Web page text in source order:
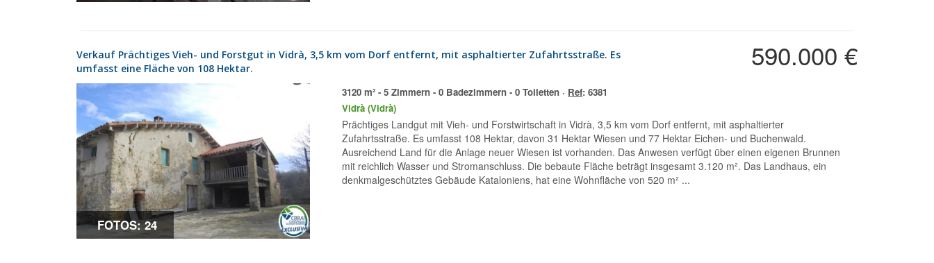
Verkauf Prächtiges Vieh- und Forstgut in Vidrà, 3,5 km vom Dorf entfernt, mit asphaltierter Zufahrtsstraße. Es
umfasst eine Fläche von 108 Hektar.
590.000 €
FOTOS: 24
3120 m² - 5 Zimmern - 0 Badezimmern - 0 Toiletten · Ref: 6381
Vidrà (Vidrà)
Prächtiges Landgut mit Vieh- und Forstwirtschaft in Vidrà, 3,5 km vom Dorf entfernt, mit asphaltierter
Zufahrtsstraße. Es umfasst 108 Hektar, davon 31 Hektar Wiesen und 77 Hektar Eichen- und Buchenwald.
Ausreichend Land für die Anlage neuer Wiesen ist vorhanden. Das Anwesen verfügt über einen eigenen Brunnen
mit reichlich Wasser und Stromanschluss. Die bebaute Fläche beträgt insgesamt 3.120 m². Das Landhaus, ein
denkmalgeschütztes Gebäude Kataloniens, hat eine Wohnfläche von 520 m² ...